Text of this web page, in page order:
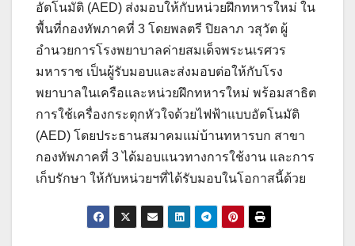
อัตโนมัติ (AED) ส่งมอบให้กับหน่วยฝึกทหารใหม่ ใน
พื้นที่กองทัพภาคที่ 3 โดยพลตรี ปิยลาภ วสุวัต ผู้
อำนวยการโรงพยาบาลค่ายสมเด็จพระนเรศวร
มหาราช เป็นผู้รับมอบและส่งมอบต่อให้กับโรง
พยาบาลในเครือและหน่วยฝึกทหารใหม่ พร้อมสาธิต
การใช้เครื่องกระตุกหัวใจด้วยไฟฟ้าแบบอัตโนมัติ
(AED) โดยประธานสมาคมแม่บ้านทหารบก สาขา
กองทัพภาคที่ 3 ได้มอบแนวทางการใช้งาน และการ
เก็บรักษา ให้กับหน่วยฯที่ได้รับมอบในโอกาสนี้ด้วย